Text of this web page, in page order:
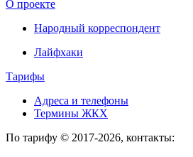
О проекте
Народный корреспондент
Лайфхаки
Тарифы
Адреса и телефоны
Термины ЖКХ
По тарифу © 2017-2026, контакты: